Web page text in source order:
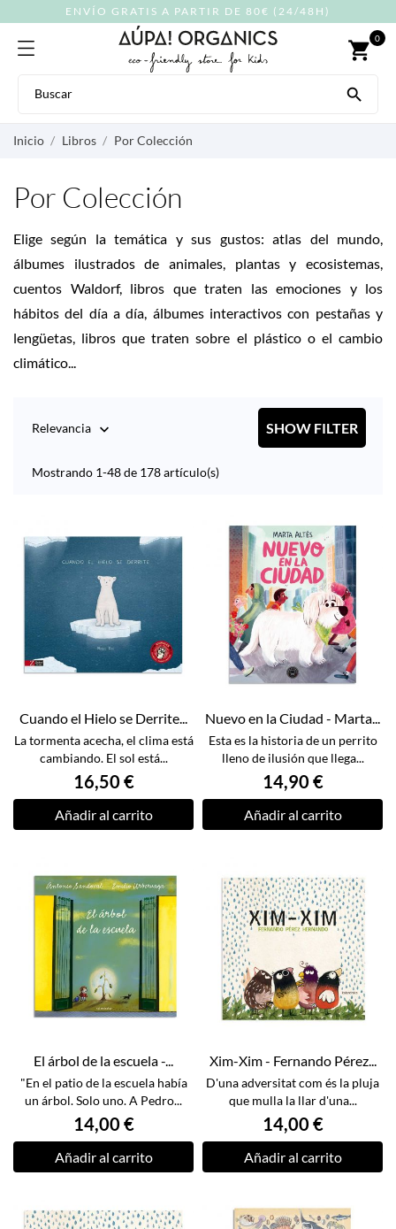
ENVÍO GRATIS A PARTIR DE 80€ (24/48H)
shopping_cart 0

Inicio Libros Por Colección
Por Colección
Elige según la temática y sus gustos: atlas del mundo,
álbumes ilustrados de animales, plantas y ecosistemas,
cuentos Waldorf, libros que traten las emociones y los
hábitos del día a día, álbumes interactivos con pestañas y
lengüetas, libros que traten sobre el plástico o el cambio
climático...
Relevancia  SHOW FILTER
Mostrando 1-48 de 178 artículo(s)
Cuando el Hielo se Derrite...
La tormenta acecha, el clima está
cambiando. El sol está...
16,50 €
Añadir al carrito
Nuevo en la Ciudad - Marta...
Esta es la historia de un perrito
lleno de ilusión que llega...
14,90 €
Añadir al carrito
El árbol de la escuela -...
"En el patio de la escuela había
un árbol. Solo uno. A Pedro...
14,00 €
Añadir al carrito
Xim-Xim - Fernando Pérez...
D'una adversitat com és la pluja
que mulla la llar d'una...
14,00 €
Añadir al carrito